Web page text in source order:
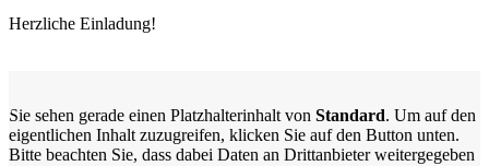
Herzliche Einladung!
Sie sehen gerade einen Platzhalterinhalt von Standard. Um auf den
eigentlichen Inhalt zuzugreifen, klicken Sie auf den Button unten.
Bitte beachten Sie, dass dabei Daten an Drittanbieter weitergegeben